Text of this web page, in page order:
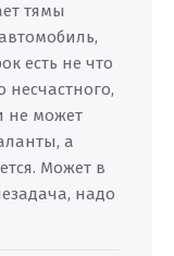
тямы
есть не что
несчастного,
не может
а
Может в
надо